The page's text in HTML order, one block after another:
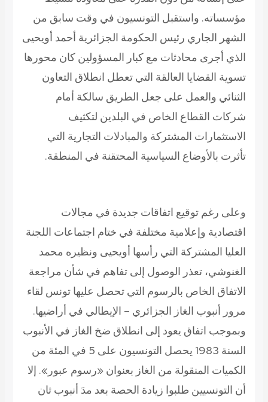
مؤسساته. واستقبل التونسيون في وقت سابق من
الشهر الجاري رئيس الحكومة الجزائرية أحمد أويحيى
الذي أجرى محادثات مع كبار المسؤولين كان محورها
تسوية القضايا العالقة التي تعطل انطلاق التعاون
الثنائي والعمل على جعل الطريق سالكة أمام
شركات القطاع الخاص في البلدين لتكثيف
الاستثمارات المشتركة والمبادلات التجارية التي
تأثرت بالأوضاع السياسية المحتقنة في المنطقة.
وعلى رغم توقيع اتفاقات جديدة في مجالات
اقتصادية وإعلامية مختلفة في ختام اجتماعات اللجنة
العليا المشتركة التي رأسها أويحيى ونظيره محمد
الغنوشي، تعذر الوصول إلى تفاهم في شأن مراجعة
الاتفاق الخاص بالرسوم التي تحصل عليها تونس لقاء
مرور أنبوب الغاز الجزائري – الإيطالي في أراضيها.
وبموجب اتفاق يعود إلى انطلاق ضخ الغاز في الأنبوب
السنة 1983 يحصل التونسيون على 5 في المئة من
الكميات المنقولة من الغاز بعنوان «رسوم عبور». إلا
أن التونسيين طلبوا زيادة الحصة بعد مدَ أنبوب ثان